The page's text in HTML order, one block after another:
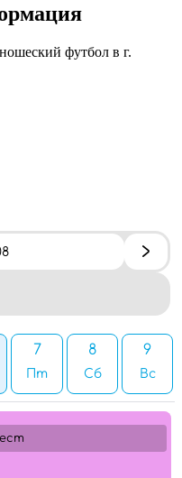
футбол в г.